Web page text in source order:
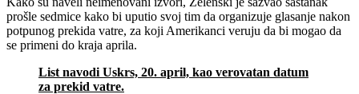
prošle sedmice kako bi uputio svoj tim da organizuje glasanje nakon
potpunog prekida vatre, za koji Amerikanci veruju da bi mogao da
se primeni do kraja aprila.
List navodi Uskrs, 20. april, kao verovatan datum
za prekid vatre.